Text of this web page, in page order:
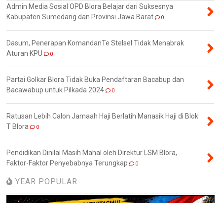
Admin Media Sosial OPD Blora Belajar dari Suksesnya
Kabupaten Sumedang dan Provinsi Jawa Barat
0
Dasum, Penerapan KomandanTe Stelsel Tidak Menabrak
Aturan KPU
0
Partai Golkar Blora Tidak Buka Pendaftaran Bacabup dan
Bacawabup untuk Pilkada 2024
0
Ratusan Lebih Calon Jamaah Haji Berlatih Manasik Haji di Blok
T Blora
0
Pendidikan Dinilai Masih Mahal oleh Direktur LSM Blora,
Faktor-Faktor Penyebabnya Terungkap
0
YEAR POPULAR